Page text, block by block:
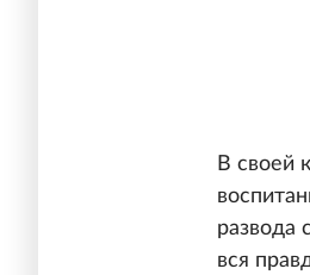
В своей
развода
вся